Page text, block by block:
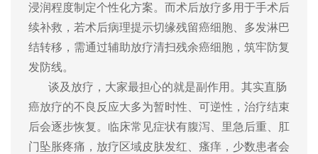
浸润程度制定个性化方案。而术后放疗多用于手术后
续补救，若术后病理提示切缘残留癌细胞、多发淋巴
结转移，需通过辅助放疗清扫残余癌细胞，筑牢防复
发防线。
谈及放疗，大家最担心的就是副作用。其实直肠
癌放疗的不良反应大多为暂时性、可逆性，治疗结束
后会逐步恢复。临床常见症状有腹泻、里急后重、肛
门坠胀疼痛，放疗区域皮肤发红、瘙痒，少数患者会